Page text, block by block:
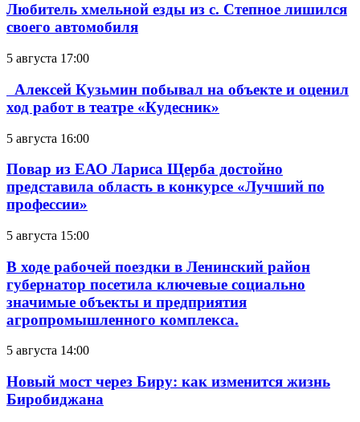
Любитель хмельной езды из с. Степное лишился
своего автомобиля
5 августа 17:00
Алексей Кузьмин побывал на объекте и оценил
ход работ в театре «Кудесник»
5 августа 16:00
Повар из ЕАО Лариса Щерба достойно
представила область в конкурсе «Лучший по
профессии»
5 августа 15:00
В ходе рабочей поездки в Ленинский район
губернатор посетила ключевые социально
значимые объекты и предприятия
агропромышленного комплекса.
5 августа 14:00
Новый мост через Биру: как изменится жизнь
Биробиджана